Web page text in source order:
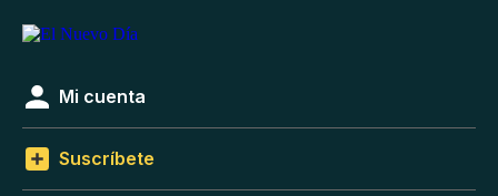
Mi cuenta
Suscríbete